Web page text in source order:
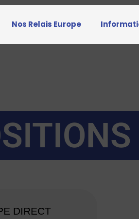
Nos Relais Europe
DIRECT